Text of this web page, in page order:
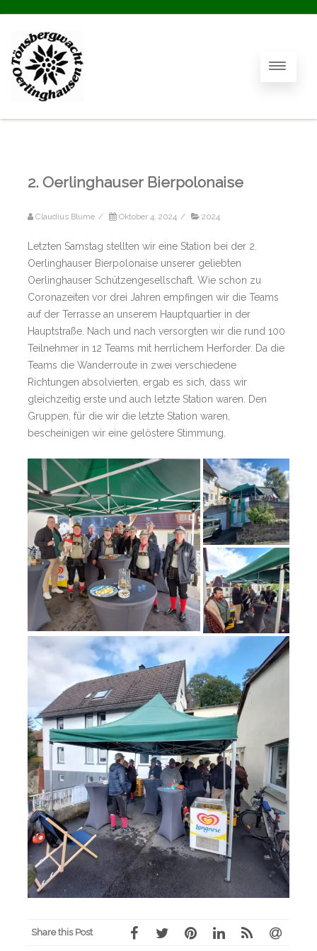
2. Oerlinghauser Bierpolonaise
Claudius Blume / Oktober 4, 2024 / 2024
Letzten Samstag stellten wir eine Station bei der 2.
Oerlinghauser Bierpolonaise unserer geliebten
Oerlinghauser Schützengesellschaft. Wie schon zu
Coronazeiten vor drei Jahren empfingen wir die Teams
auf der Terrasse an unserem Hauptquartier in der
Hauptstraße. Nach und nach versorgten wir die rund 100
Teilnehmer in 12 Teams mit herrlichem Herforder. Da die
Teams die Wanderroute in zwei verschiedene
Richtungen absolvierten, ergab es sich, dass wir
gleichzeitig erste und auch letzte Station waren. Den
Gruppen, für die wir die letzte Station waren,
bescheinigen wir eine gelöstere Stimmung.
Share this Post